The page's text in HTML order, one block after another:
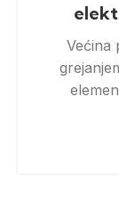
Većina